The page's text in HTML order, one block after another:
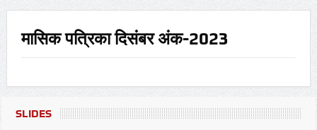
मासिक पत्रिका दिसंबर अंक-2023
SLIDES